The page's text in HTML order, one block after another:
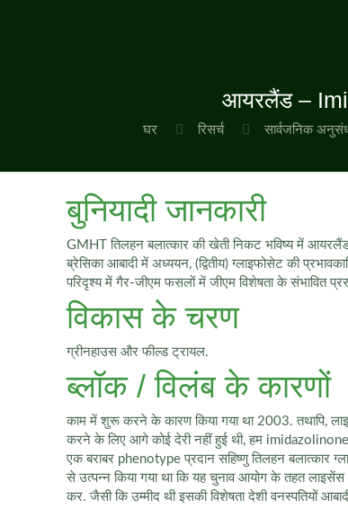
आयरलैंड –
घर रिसर्च सार्वजनिक
बुनियादी जानकारी
GMHT तिलहन बलात्कार की खेती निकट भविष्य में आयरलैंड
ब्रेसिका आबादी में अध्ययन, (द्वितीय) ग्लाइफोसेट की
परिदृश्य में गैर-जीएम फसलों में जीएम विशेषता के संभावित
विकास के चरण
ग्रीनहाउस और फील्ड ट्रायल.
ब्लॉक / विलंब के कारणों
काम में शुरू करने के कारण किया गया था 2003. तथापि,
करने के लिए आगे कोई देरी नहीं हुई थी, हम
एक बराबर phenotype प्रदान सहिष्णु तिलहन बलात्कार
से उत्पन्न किया गया था कि यह चुनाव आयोग के तहत
कर. जैसी कि उम्मीद थी इसकी विशेषता देशी वनस्पतियों